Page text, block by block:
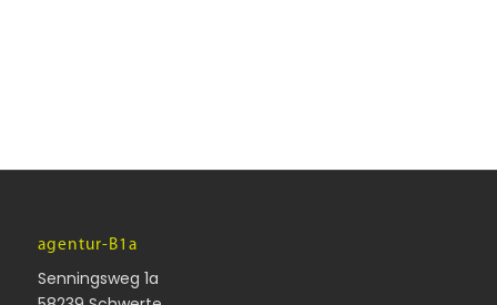
agentur-B1a
Senningsweg 1a